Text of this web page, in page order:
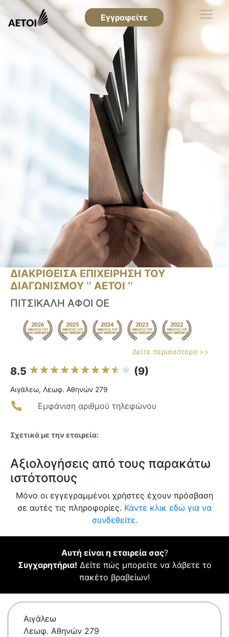
Εγγραφείτε
ΔΙΑΚΡΙΘΕΙΣΑ ΕΠΙΧΕΙΡΗΣΗ ΤΟΥ
ΔΙΑΓΩΝΙΣΜΟΥ ‘’ ΑΕΤΟΙ ‘’
ΠΙΤΣΙΚΑΛΗ ΑΦΟΙ ΟΕ
Δείτε περισσότερα >>
8.5 (9)
Αιγάλεω, Λεωφ. Αθηνών 279
Εμφάνιση αριθμού τηλεφώνου
Σχετικά με την εταιρεία:
Αξιολογήσεις από τους παρακάτω
ιστότοπους
Μόνο οι εγγεγραμμένοι χρήστες έχουν πρόσβαση
σε αυτές τις πληροφορίες. Κάντε κλικ εδώ για να
συνδεθείτε.
Αυτή είναι η εταιρεία σας?
Συγχαρητήρια! Δείτε πώς μπορείτε να λάβετε το
πακέτο βραβείων!
Αιγάλεω
Λεωφ. Αθηνών 279